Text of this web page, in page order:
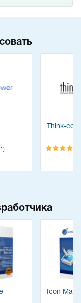
Think-cell
Icon